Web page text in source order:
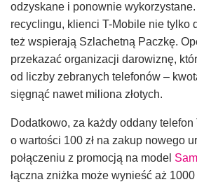
odzyskane i ponownie
recyclingu, klienci T-Mobile nie tylko
też wspierają Szlachetną Paczkę.
przekazać organizacji darowiznę,
od liczby zebranych telefonów –
sięgnąć nawet miliona złotych.
Dodatkowo, za każdy oddany
o wartości 100 zł na zakup nowego
połączeniu z promocją na model
łączna zniżka może wynieść aż 1000